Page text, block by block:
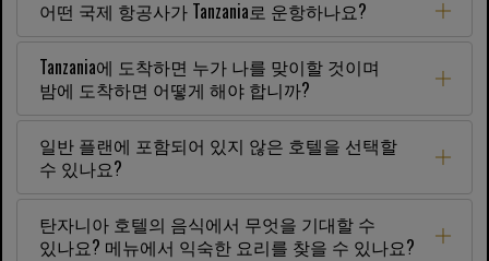
어떤 국제 항공사가 Tanzania로 운항하나요?
Tanzania에 도착하면 누가 나를 맞이할 것이며
밤에 도착하면 어떻게 해야 합니까?
일반 플랜에 포함되어 있지 않은 호텔을 선택할
수 있나요?
탄자니아 호텔의 음식에서 무엇을 기대할 수
있나요? 메뉴에서 익숙한 요리를 찾을 수 있나요?